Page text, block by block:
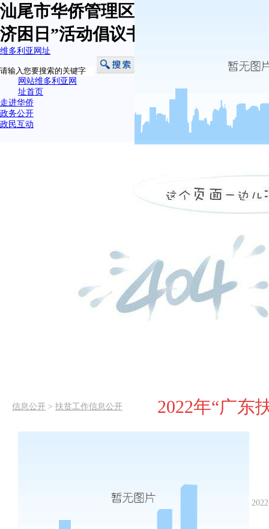
汕尾市华侨管理区2022年“广东扶贫
济困日”活动倡议书-维多利亚网址
维多利亚网址
网站维多利亚网
址首页
走进华侨
政务公开
政民互动
信息公开 > 扶贫工作信息公开 2022年“广东